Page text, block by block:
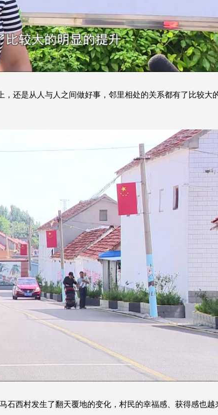
还是从人与人之间做好事，邻里相处的关系都有了比较大
石西村发生了翻天覆地的变化，村民的幸福感、获得感也越